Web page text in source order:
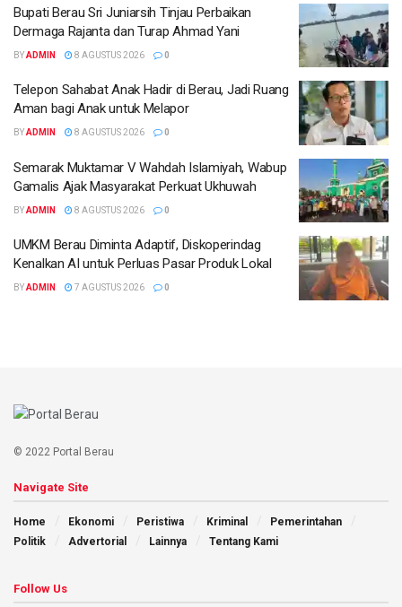
Bupati Berau Sri Juniarsih Tinjau Perbaikan
Dermaga Rajanta dan Turap Ahmad Yani
BYADMIN 8 AGUSTUS 2026 0
Telepon Sahabat Anak Hadir di Berau, Jadi Ruang
Aman bagi Anak untuk Melapor
BYADMIN 8 AGUSTUS 2026 0
Semarak Muktamar V Wahdah Islamiyah, Wabup
Gamalis Ajak Masyarakat Perkuat Ukhuwah
BYADMIN 8 AGUSTUS 2026 0
UMKM Berau Diminta Adaptif, Diskoperindag
Kenalkan AI untuk Perluas Pasar Produk Lokal
BYADMIN 7 AGUSTUS 2026 0
© 2022 Portal Berau
Navigate Site
Home Ekonomi Peristiwa Kriminal
Pemerintahan
Politik
Advertorial Lainnya Tentang Kami
Follow Us